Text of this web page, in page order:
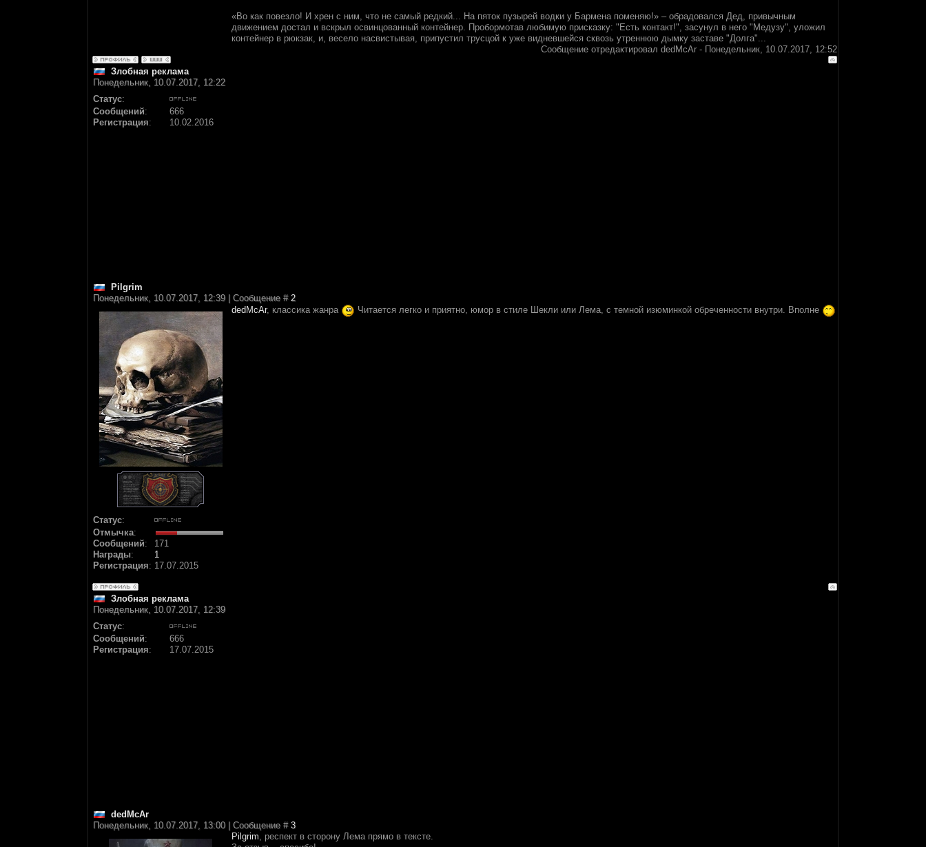
«Во как повезло! И хрен с ним, что не самый редкий... На пяток пузырей водки у Бармена поменяю!» – обрадовался Дед, привычным
движением достал и вскрыл освинцованный контейнер. Пробормотав любимую присказку: "Есть контакт!", засунул в него "Медузу", уложил
контейнер в рюкзак, и, весело насвистывая, припустил трусцой к уже видневшейся сквозь утреннюю дымку заставе "Долга"...
Сообщение отредактировал dedMcAr - Понедельник, 10.07.2017, 12:52
Злобная реклама
Понедельник, 10.07.2017, 12:22
Статус:
Сообщений:
666
Регистрация: 10.02.2016
Pilgrim
Понедельник, 10.07.2017, 12:39 | Сообщение # 2
Статус:
Отмычка:
Сообщений:
171
Награды:
1
Регистрация: 17.07.2015
dedMcAr, классика жанра Читается легко и приятно, юмор в стиле Шекли или Лема, с темной изюминкой обреченности внутри. Вполне
Злобная реклама
Понедельник, 10.07.2017, 12:39
Статус:
Сообщений:
666
Регистрация: 17.07.2015
dedMcAr
Понедельник, 10.07.2017, 13:00 | Сообщение # 3
Pilgrim, респект в сторону Лема прямо в тексте.